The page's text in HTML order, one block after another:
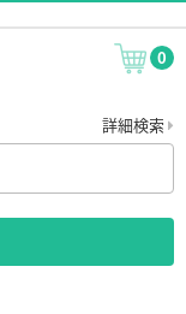
0
詳細検索